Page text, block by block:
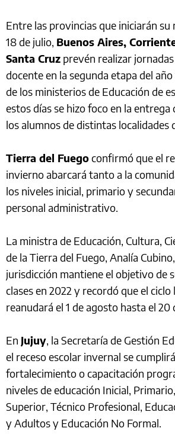
Entre las provincias que iniciarán su
18 de julio, Buenos Aires,
Santa Cruz prevén realizar
docente en la segunda etapa del
de los ministerios de Educación de
estos días se hizo foco en la
los alumnos de distintas localidades
Tierra del Fuegoconfirmó que el
invierno abarcará tanto a la
los niveles inicial, primario y
personal administrativo.
La ministra de Educación, Cultura,
de la Tierra del Fuego, Analía
jurisdicción mantiene el objetivo de
clases en 2022 y recordó que el ciclo
reanudará el 1 de agosto hasta el 20
En Jujuy, la Secretaría de Gestión
el receso escolar invernal se
fortalecimiento o capacitación
niveles de educación Inicial,
Superior, Técnico Profesional,
y Adultos y Educación No Formal.